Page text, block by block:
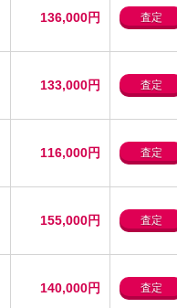
136,000円 査定
133,000円 査定
116,000円 査定
155,000円 査定
140,000円 査定